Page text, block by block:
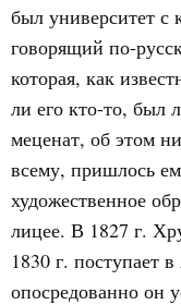
был университет с
говорящий по-
которая, как
ли его кто-то, был
меценат, об этом
всему, пришлось
художественное
лицее. В 1827 г.
1830 г. поступает
опосредованно он